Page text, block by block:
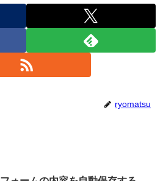
ryomatsu